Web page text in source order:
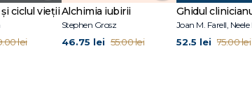
ciclul vieții
lei
Alchimia iubirii
Stephen Grosz
46.75 lei 55.00 lei 52.5 lei 75.00 lei